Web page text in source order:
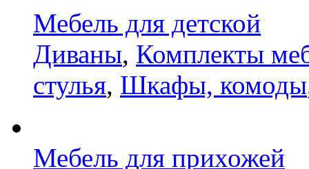
Мебель для детской
Диваны, Комплекты
стулья, Шкафы, комоды
Мебель для прихожей